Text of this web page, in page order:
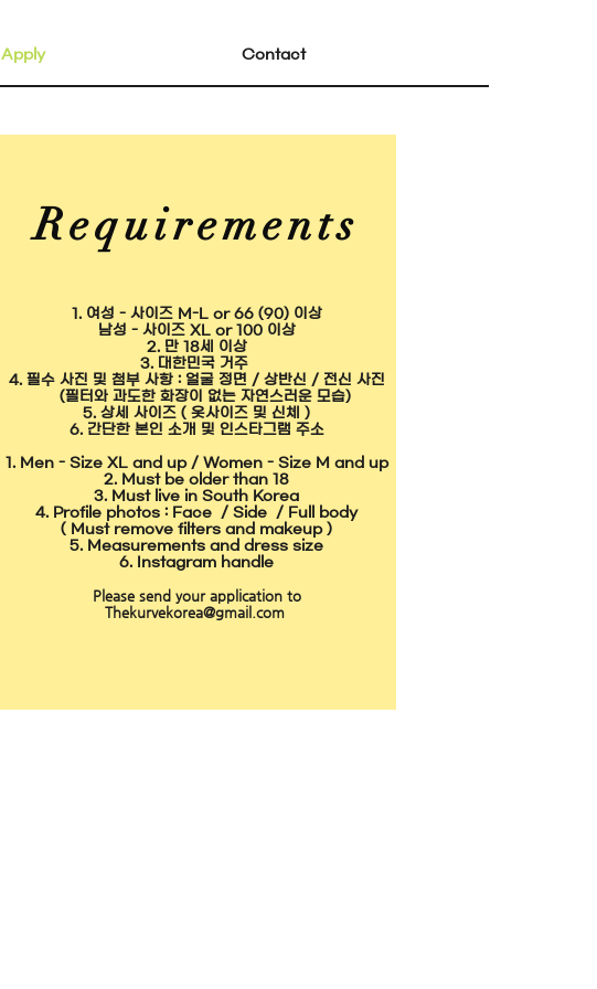
Apply Contact
Requirements
1. 여성 - 사이즈 M-L or 66 (90) 이상
남성 - 사이즈 XL or 100 이상
2. 만 18세 이상
3. 대한민국 거주
4. 필수 사진 및 첨부 사항 : 얼굴 정면 / 상반신 / 전신 사진​
(필터와 과도한 화장이 없는 자연스러운 모습)
5. 상세 사이즈 ( 옷사이즈 및 신체 )
6. 간단한 본인 소개 및 인스타그램 주소
1. Men - Size XL and up / Women - Size M and up
2. Must be older than 18
3. Must live in South Korea
4. Profile photos : Face / Side / Full body
( Must remove filters and makeup )
5. Measurements and dress size
6. Instagram handle
Please send your application to
Thekurvekorea@gmail.com